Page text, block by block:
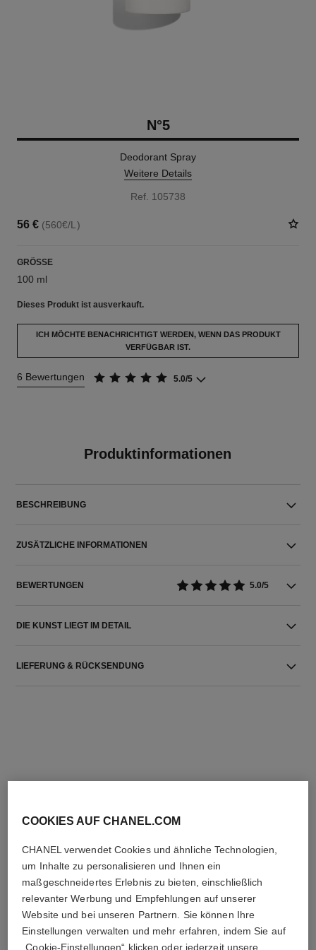
N°5
Deodorant Spray
Weitere Details
Ref. 105738
56 € (560€/L)
GRÖSSE
100 ml
Dieses Produkt ist ausverkauft.
ICH MÖCHTE BENACHRICHTIGT WERDEN, WENN DAS PRODUKT
VERFÜGBAR IST.
6 Bewertungen 5.0/5
Produktinformationen
BESCHREIBUNG
ZUSÄTZLICHE INFORMATIONEN
BEWERTUNGEN 5.0/5
DIE KUNST LIEGT IM DETAIL
LIEFERUNG & RÜCKSENDUNG
COOKIES AUF CHANEL.COM
CHANEL verwendet Cookies und ähnliche Technologien,
um Inhalte zu personalisieren und Ihnen ein
maßgeschneidertes Erlebnis zu bieten, einschließlich
relevanter Werbung und Empfehlungen auf unserer
Website und bei unseren Partnern. Sie können Ihre
Einstellungen verwalten und mehr erfahren, indem Sie auf
„Cookie-Einstellungen“ klicken oder jederzeit unsere